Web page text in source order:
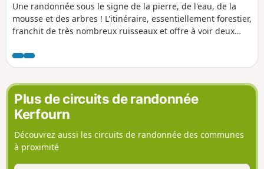
Une randonnée sous le signe de la pierre, de l'eau, de la
mousse et des arbres ! L'itinéraire, essentiellement forestier,
franchit de très nombreux ruisseaux et offre à voir deux
Plus de circuits de randonnée
Kerfourn
Découvrez aussi les circuits de randonnée des communes
à proximité